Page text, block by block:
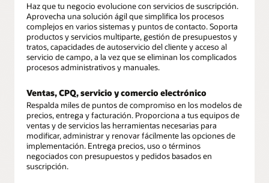
Haz que tu negocio evolucione con servicios de suscripción.
Aprovecha una solución ágil que simplifica los procesos
complejos en varios sistemas y puntos de contacto. Soporta
productos y servicios multiparte, gestión de presupuestos y
tratos, capacidades de autoservicio del cliente y acceso al
servicio de campo, a la vez que se eliminan los complicados
procesos administrativos y manuales.
Ventas, CPQ, servicio y comercio electrónico
Respalda miles de puntos de compromiso en los modelos de
precios, entrega y facturación. Proporciona a tus equipos de
ventas y de servicios las herramientas necesarias para
modificar, administrar y renovar fácilmente las opciones de
implementación. Entrega precios, uso o términos
negociados con presupuestos y pedidos basados en
suscripción.